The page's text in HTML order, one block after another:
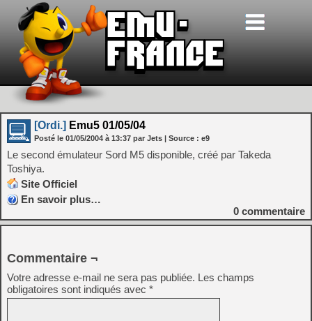
[Ordi.] Emu5 01/05/04
Posté le 01/05/2004 à 13:37 par Jets | Source : e9
Le second émulateur Sord M5 disponible, créé par Takeda
Toshiya.
Site Officiel
En savoir plus…
0 commentaire
Commentaire ¬
Votre adresse e-mail ne sera pas publiée. Les champs
obligatoires sont indiqués avec *